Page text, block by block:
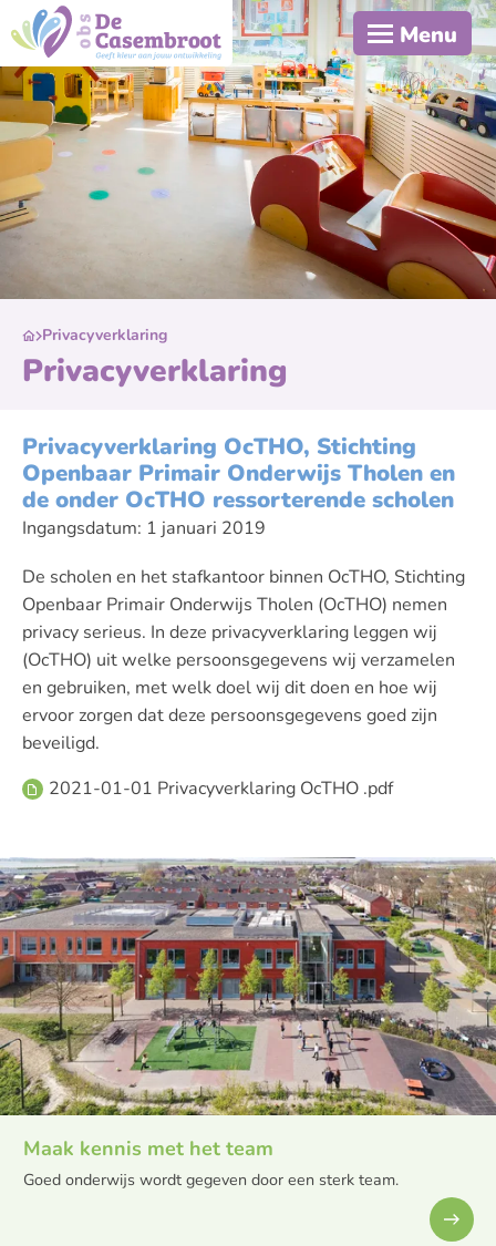
Menu
Privacyverklaring
Privacyverklaring
Privacyverklaring OcTHO, Stichting
Openbaar Primair Onderwijs Tholen en
de onder OcTHO ressorterende scholen
Ingangsdatum: 1 januari 2019
De scholen en het stafkantoor binnen OcTHO, Stichting
Openbaar Primair Onderwijs Tholen (OcTHO) nemen
privacy serieus. In deze privacyverklaring leggen wij
(OcTHO) uit welke persoonsgegevens wij verzamelen
en gebruiken, met welk doel wij dit doen en hoe wij
ervoor zorgen dat deze persoonsgegevens goed zijn
beveiligd.
2021-01-01 Privacyverklaring OcTHO .pdf
Maak kennis met het team
Goed onderwijs wordt gegeven door een sterk team.